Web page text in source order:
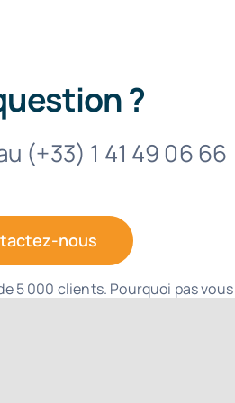
?
(+33) 1 41 49 06 66
nous
5 000 clients. Pourquoi pas vous